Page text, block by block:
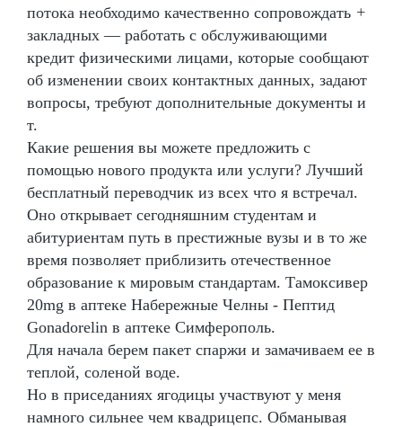
потока необходимо качественно сопровождать +
закладных — работать с обслуживающими
кредит физическими лицами, которые сообщают
об изменении своих контактных данных, задают
вопросы, требуют дополнительные документы и
т.
Какие решения вы можете предложить с
помощью нового продукта или услуги? Лучший
бесплатный переводчик из всех что я встречал.
Оно открывает сегодняшним студентам и
абитуриентам путь в престижные вузы и в то же
время позволяет приблизить отечественное
образование к мировым стандартам. Тамоксивер
20mg в аптеке Набережные Челны - Пептид
Gonadorelin в аптеке Симферополь.
Для начала берем пакет спаржи и замачиваем ее в
теплой, соленой воде.
Но в приседаниях ягодицы участвуют у меня
намного сильнее чем квадрицепс. Обманывая